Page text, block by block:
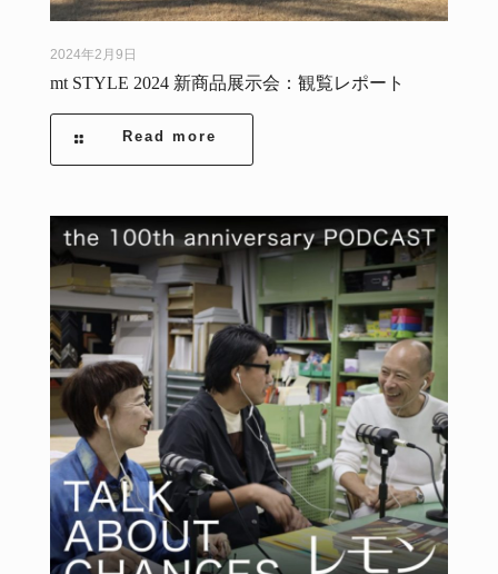
2024年2月9日
mt STYLE 2024 新商品展示会：観覧レポート
Read more